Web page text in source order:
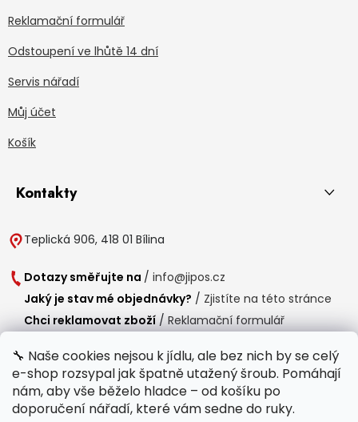
🔧 Naše cookies nejsou k jídlu, ale bez nich by se celý
e-shop rozsypal jak špatně utažený šroub. Pomáhají
nám, aby vše běželo hladce – od košíku po
doporučení nářadí, které vám sedne do ruky.
Reklamační formulář
Odstoupení ve lhůtě 14 dní
Servis nářadí
Můj účet
Košík
Kontakty
Teplická 906, 418 01 Bílina
Dotazy směřujte na / info@jipos.cz
Jaký je stav mé objednávky? / Zjistíte na této stránce
Chci reklamovat zboží / Reklamační formulář
Provozní doba
Po-Čt /
8:00 - 15:00